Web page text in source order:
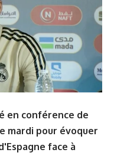
en conférence de
mardi pour évoquer
face à